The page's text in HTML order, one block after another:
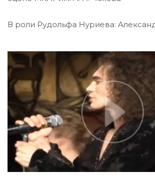
В роли Рудольфа Нуриева: